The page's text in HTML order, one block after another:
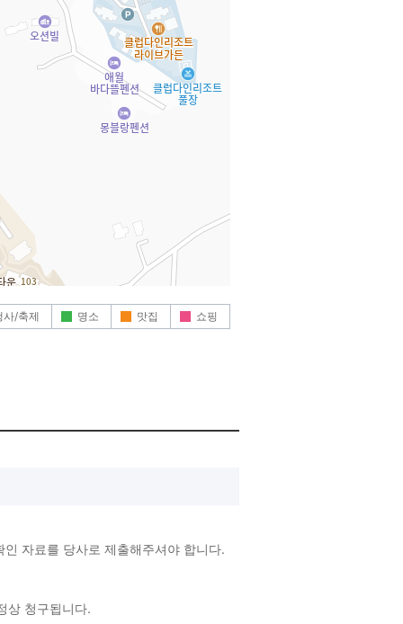
사/축제 명소 맛집 쇼핑
자료를 당사로 제출해주셔야 합니다.
상 청구됩니다.